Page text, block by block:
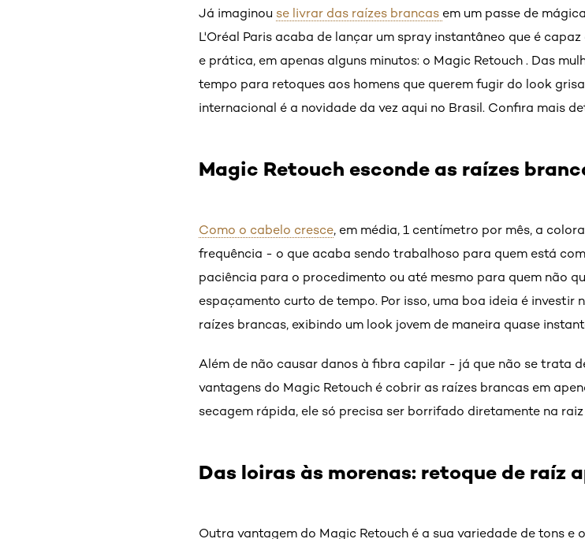
Já imaginou se livrar das raízes brancas em um passe de
L'Oréal Paris acaba de lançar um spray instantâneo que é
e prática, em apenas alguns minutos: o Magic Retouch . Das
tempo para retoques aos homens que querem fugir do look
internacional é a novidade da vez aqui no Brasil. Confira mais
Magic Retouch esconde as raízes
Como o cabelo cresce, em média, 1 centímetro por mês, a
frequência - o que acaba sendo trabalhoso para quem está
paciência para o procedimento ou até mesmo para quem não
espaçamento curto de tempo. Por isso, uma boa ideia é
raízes brancas, exibindo um look jovem de maneira quase
Além de não causar danos à fibra capilar - já que não se trata
vantagens do Magic Retouch é cobrir as raízes brancas em
secagem rápida, ele só precisa ser borrifado diretamente na
Das loiras às morenas: retoque de raíz
Outra vantagem do Magic Retouch é a sua variedade de tons e